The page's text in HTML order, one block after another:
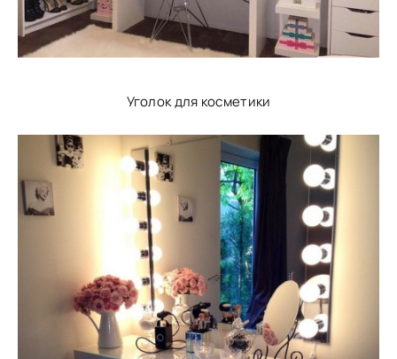
Уголок для косметики